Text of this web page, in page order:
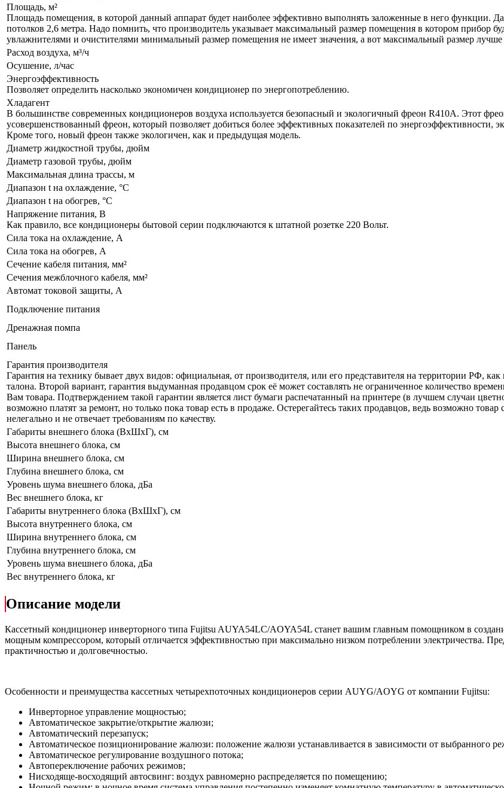
Площадь, м²
Площадь помещения, в которой данный аппарат будет наиболее эффективно выполнять заложенные в него функции.
потолков 2,6 метра. Надо помнить, что производитель указывает максимальный размер помещения в котором прибор
увлажнителями и очистителями минимальный размер помещения не имеет значения, а вот максимальный размер
Расход воздуха, м³/ч
Осушение, л/час
Энергоэффективность
Позволяет определить насколько экономичен кондиционер по энергопотреблению.
Хладагент
В большинстве современных кондиционеров воздуха используется безопасный и экологичный фреон R410A. Этот
усовершенствованный фреон, который позволяет добиться более эффективных показателей по энергоэффективности,
Кроме того, новый фреон также экологичен, как и предыдущая модель.
Диаметр жидкостной трубы, дюйм
Диаметр газовой трубы, дюйм
Максимальная длина трассы, м
Диапазон t на охлаждение, °С
Диапазон t на обогрев, °С
Напряжение питания, В
Как правило, все кондиционеры бытовой серии подключаются к штатной розетке 220 Вольт.
Сила тока на охлаждение, А
Сила тока на обогрев, А
Сечение кабеля питания, мм²
Сечения межблочного кабеля, мм²
Автомат токовой защиты, A
Подключение питания
Дренажная помпа
Панель
Гарантия производителя
Гарантия на технику бывает двух видов: официальная, от производителя, или его представителя на территории РФ,
талона. Второй вариант, гарантия выдуманная продавцом срок её может составлять не ограниченное количество
Вам товара. Подтверждением такой гарантии является лист бумаги распечатанный на принтере (в лучшем случаи
возможно платят за ремонт, но только пока товар есть в продаже. Остерегайтесь таких продавцов, ведь возможно
нелегально и не отвечает требованиям по качеству.
Габариты внешнего блока (ВхШхГ), см
Высота внешнего блока, см
Ширина внешнего блока, см
Глубина внешнего блока, см
Уровень шума внешнего блока, дБа
Вес внешнего блока, кг
Габариты внутреннего блока (ВхШхГ), см
Высота внутреннего блока, см
Ширина внутреннего блока, см
Глубина внутреннего блока, см
Уровень шума внешнего блока, дБа
Вес внутреннего блока, кг
Описание модели
Кассетный кондиционер инверторного типа Fujitsu AUYA54LC/AOYA54L станет вашим главным помощником в
мощным компрессором, который отличается эффективностью при максимально низком потреблении электричества.
практичностью и долговечностью.
Особенности и преимущества кассетных четырехпоточных кондиционеров серии AUYG/AOYG от компании Fujitsu:
Инверторное управление мощностью;
Автоматическое закрытие/открытие жалюзи;
Автоматический перезапуск;
Автоматическое позиционирование жалюзи: положение жалюзи устанавливается в зависимости от выбранного
Автоматическое регулирование воздушного потока;
Автопереключение рабочих режимов;
Нисходяще-восходящий автосвинг: воздух равномерно распределяется по помещению;